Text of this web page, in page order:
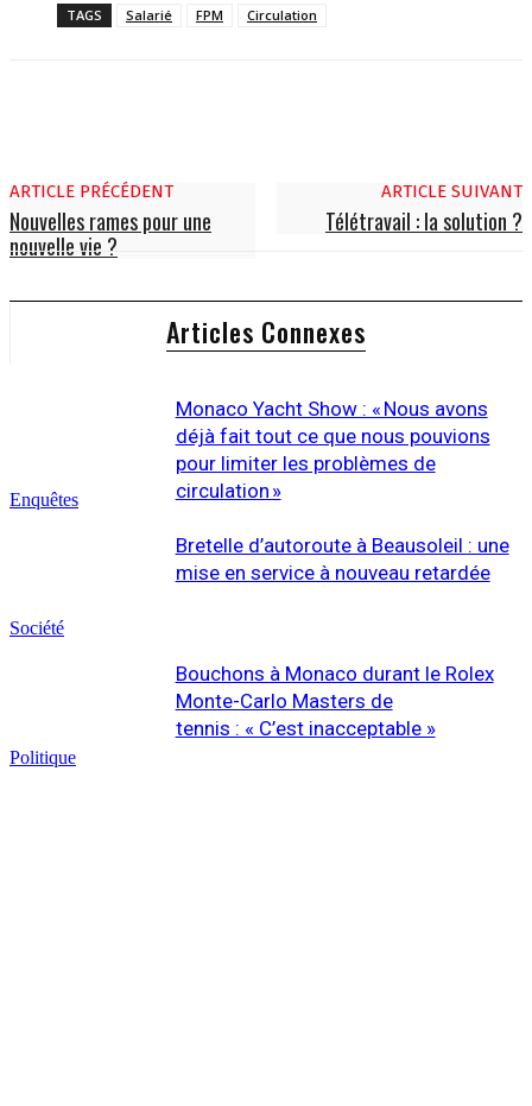
TAGS Salarié FPM Circulation
ARTICLE PRÉCÉDENT
Nouvelles rames pour une
nouvelle vie ?
ARTICLE SUIVANT
Télétravail : la solution ?
Articles Connexes
Enquêtes
Monaco Yacht Show : « Nous avons
déjà fait tout ce que nous pouvions
pour limiter les problèmes de
circulation »
Société
Bretelle d’autoroute à Beausoleil : une
mise en service à nouveau retardée
Politique
Bouchons à Monaco durant le Rolex
Monte-Carlo Masters de
tennis : « C’est inacceptable »